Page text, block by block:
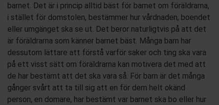
barnet. Det är i princip alltid bäst för barnet om föräldrarna,
i stället för domstolen, bestämmer hur vårdnaden, boendet
eller umgänget ska se ut. Det beror naturligtvis på att det
är föräldrarna som känner barnet bäst. Många barn har
dessutom lättare att förstå varför saker och ting ska vara
på ett visst sätt om föräldrarna kan motivera det med att
de har bestämt att det ska vara så. För barn är det många
gånger svårt att ta till sig att en för dem helt okänd
person, en domare, har bestämt var barnet ska bo eller hur